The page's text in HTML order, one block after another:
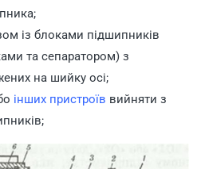
із блоками підшипників
та сепаратором) з
на шийку осі;
інших пристроїв вийняти з